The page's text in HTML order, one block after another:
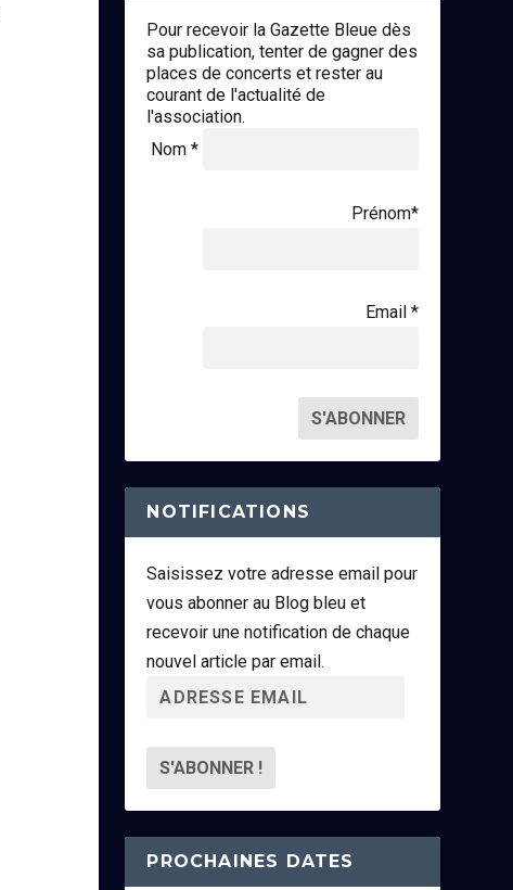
Pour recevoir la Gazette Bleue dès
sa publication, tenter de gagner des
places de concerts et rester au
courant de l'actualité de
l'association.
Nom *
Prénom*
Email *
NOTIFICATIONS
Saisissez votre adresse email pour
vous abonner au Blog bleu et
recevoir une notification de chaque
nouvel article par email.
r
s
s
e
PROCHAINES DATES